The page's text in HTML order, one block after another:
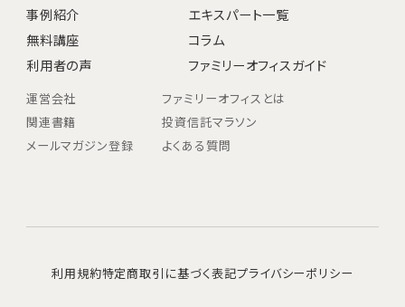
事例紹介
エキスパート一覧
無料講座
コラム
利用者の声
ファミリーオフィスガイド
運営会社
ファミリーオフィスとは
関連書籍
投資信託マラソン
メールマガジン登録
よくある質問
利用規約特定商取引に基づく表記プライバシーポリシー